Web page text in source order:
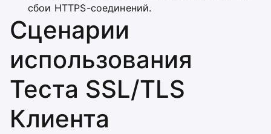
сбои HTTPS-соединений.
Сценарии
использования
Теста SSL/TLS
Клиента